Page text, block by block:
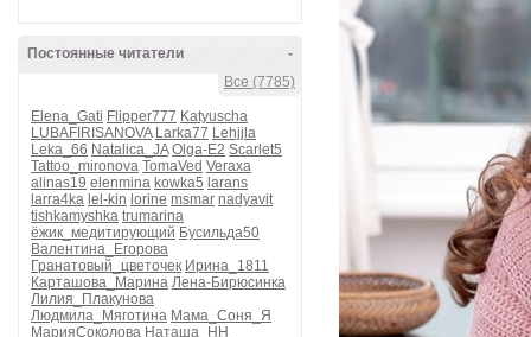
-
Постоянные читатели
Все (7785)
Elena_Gati Flipper777 Katyuscha
LUBAFIRISANOVA Larka77 Lehjjla
Leka_66 Natalica_JA Olga-E2 Scarlet5
Tattoo_mironova TomaVed Veraxa
alinas19 elenmina kowka5 larans
larra4ka lel-kin lorine msmar nadyavit
tishkamyshka trumarina
ёжик_медитирующий Бусильда50
Валентина_Егорова
Гранатовый_цветочек Ирина_1811
Карташова_Марина Лена-Бирюсинка
Лилия_Плакунова
Людмила_Мяготина Мама_Соня_Я
МарияСоколова Наташа_НН